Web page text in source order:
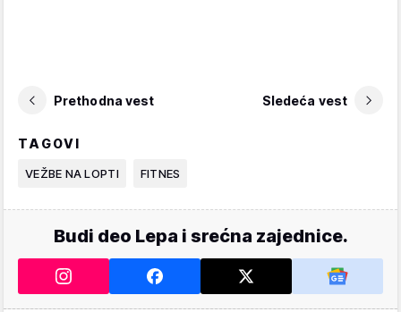
Prethodna vest Sledeća vest
TAGOVI
VEŽBE NA LOPTI FITNES
Budi deo Lepa i srećna zajednice.